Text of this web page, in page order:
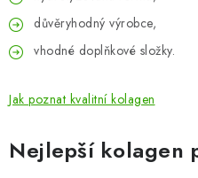
důvěryhodný výrobce,
vhodné doplňkové složky.
Jak poznat kvalitní kolagen
Nejlepší kolagen